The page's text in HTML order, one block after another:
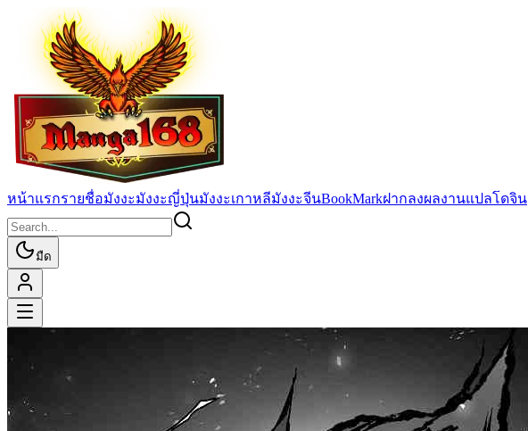
หน้าแรกรายชื่อมังงะมังงะญี่ปุ่นมังงะเกาหลีมังงะจีนBookMarkฝากลงผลงานแปลโดจิน
มืด